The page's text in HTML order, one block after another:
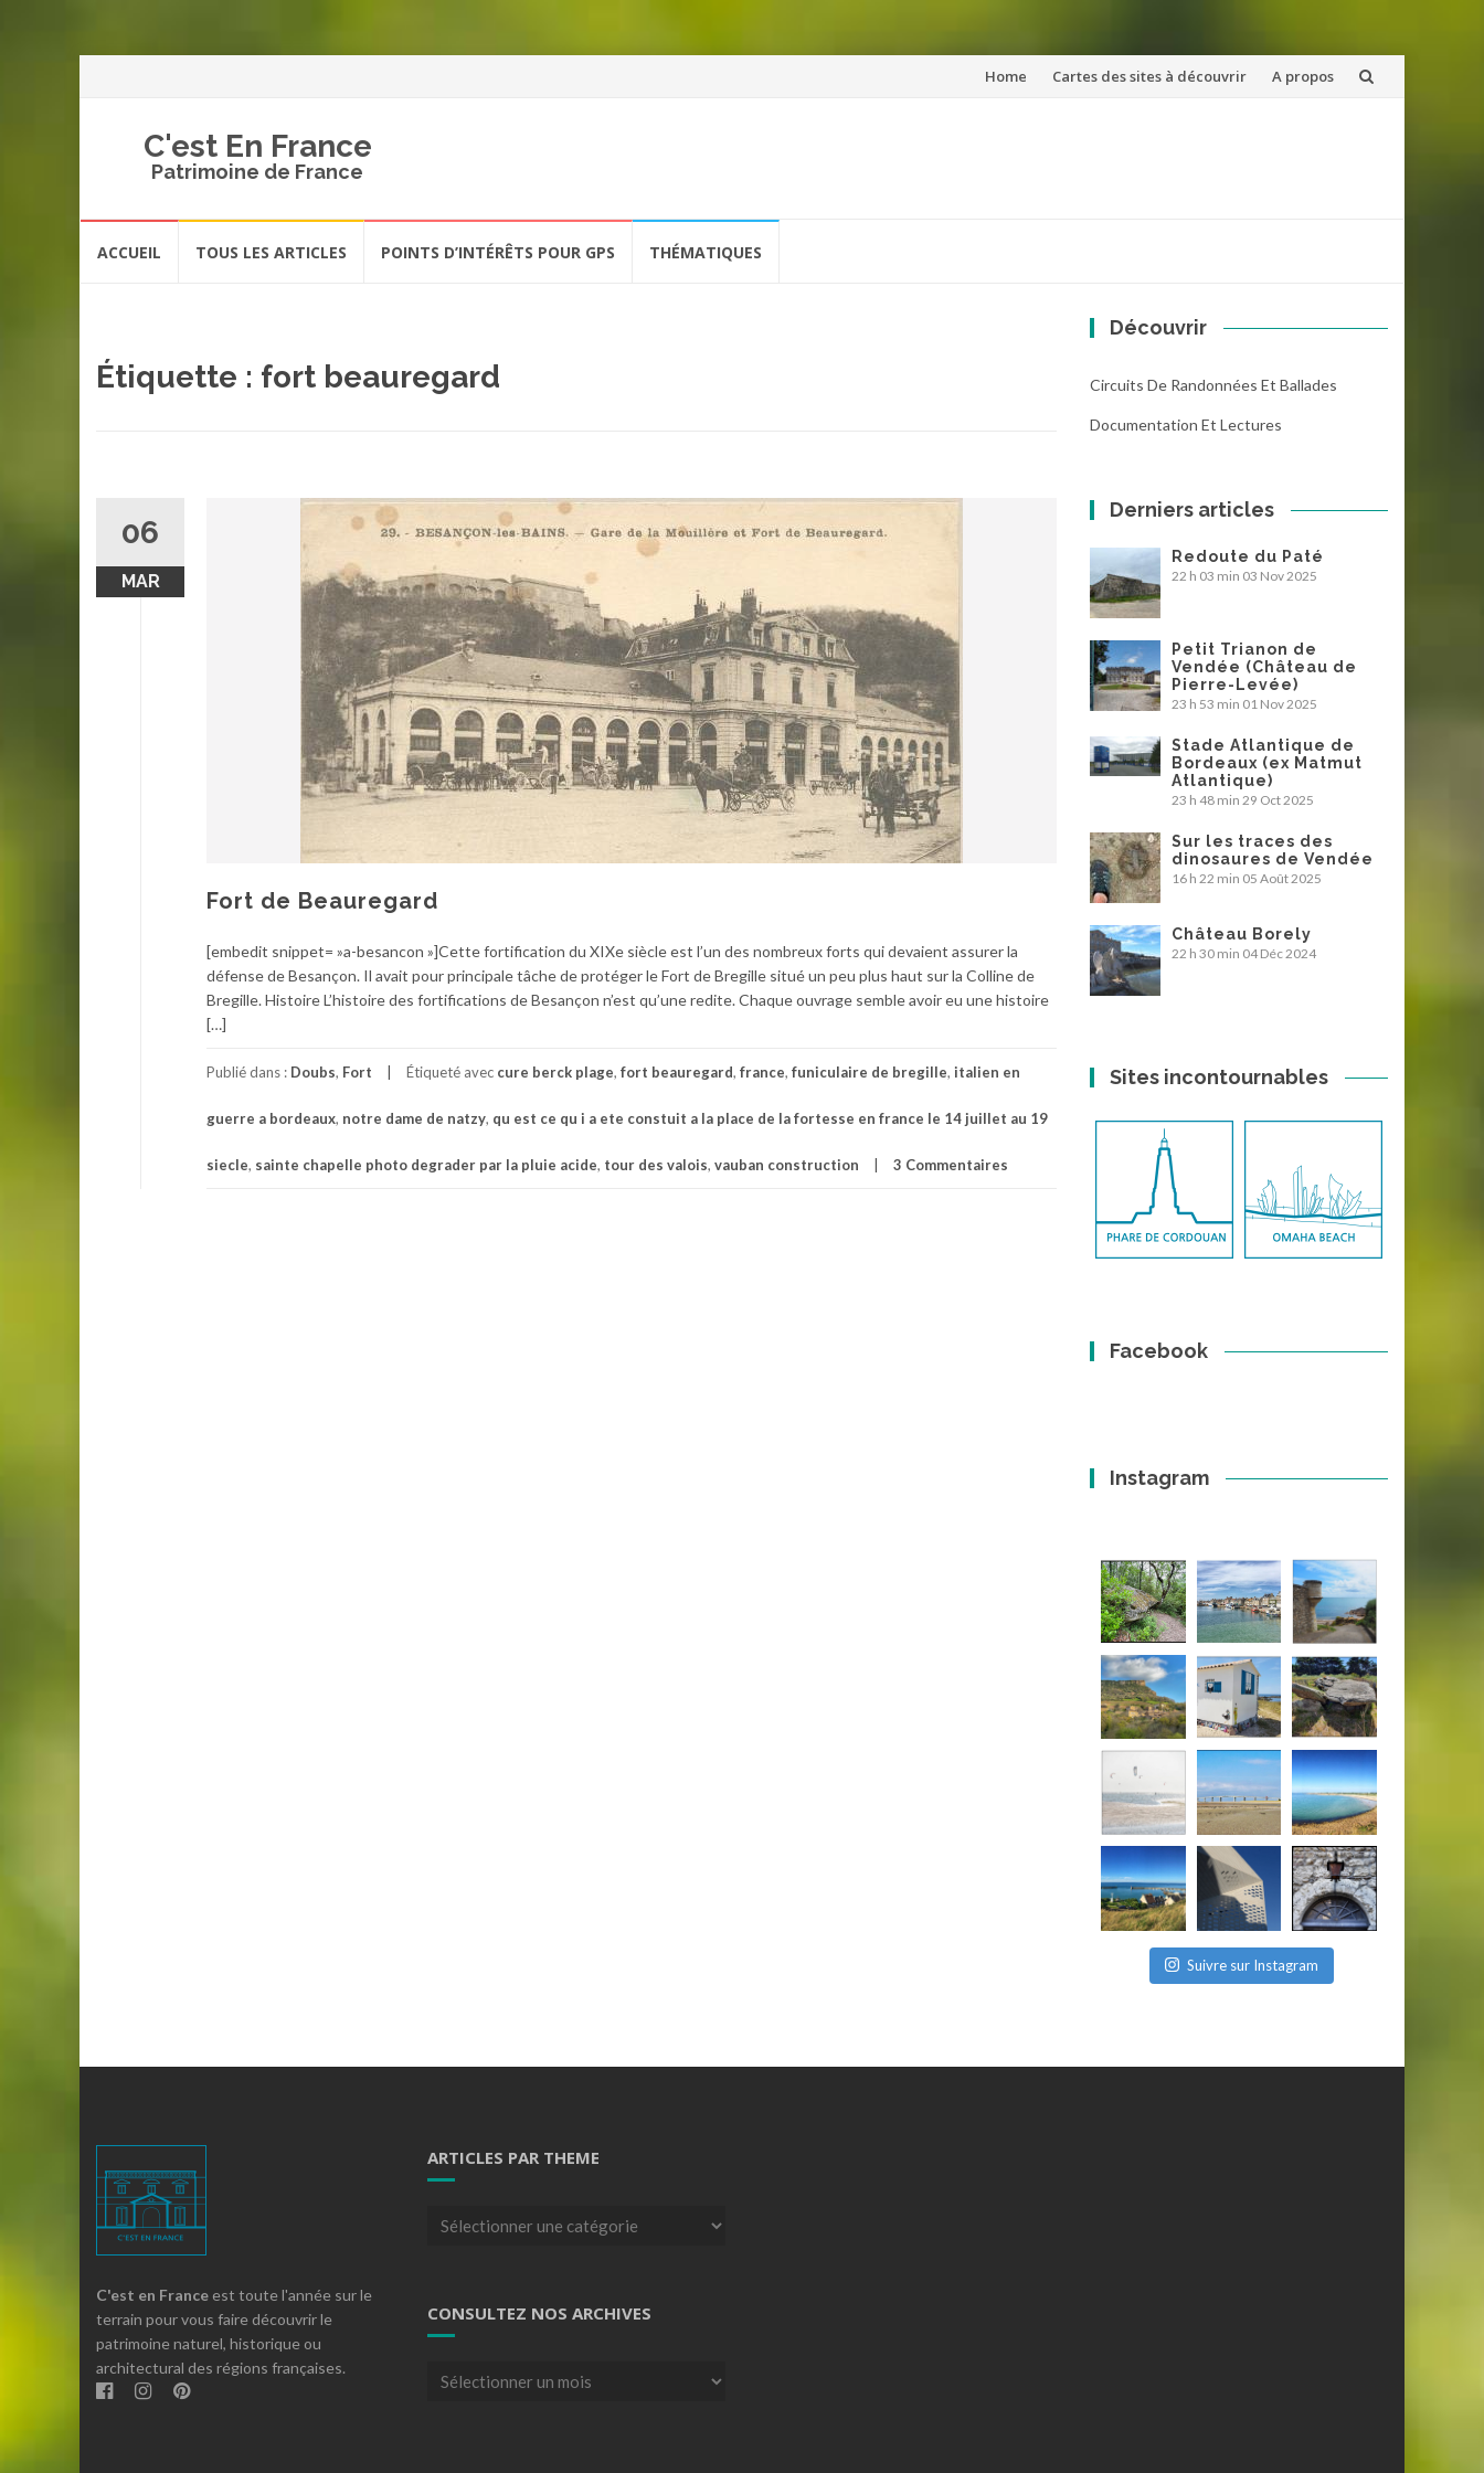
Aller
Home Cartes des sites à découvrir A propos
C'est En France
Patrimoine de France
ACCUEIL TOUS LES ARTICLES POINTS D’INTÉRÊTS POUR GPS THÉMATIQUES
Étiquette : fort beauregard
06
MAR
Fort de Beauregard
[embedit snippet= »a-besancon »]Cette fortification du XIXe siècle est l’un des nombreux forts qui devaient assurer la
défense de Besançon. Il avait pour principale tâche de protéger le Fort de Bregille situé un peu plus haut sur la Colline de
Bregille. Histoire L’histoire des fortifications de Besançon n’est qu’une redite. Chaque ouvrage semble avoir eu une histoire
[…]
Publié dans : Doubs, Fort Étiqueté avec cure berck plage, fort beauregard, france, funiculaire de bregille, italien en
guerre a bordeaux, notre dame de natzy, qu est ce qu i a ete constuit a la place de la fortesse en france le 14 juillet au 19
siecle, sainte chapelle photo degrader par la pluie acide, tour des valois, vauban construction 3 Commentaires
Découvrir
Circuits De Randonnées Et Ballades
Documentation Et Lectures
Derniers articles
Redoute du Paté
22 h 03 min 03 Nov 2025
Petit Trianon de
Vendée (Château de
Pierre-Levée)
23 h 53 min 01 Nov 2025
Stade Atlantique de
Bordeaux (ex Matmut
Atlantique)
23 h 48 min 29 Oct 2025
Sur les traces des
dinosaures de Vendée
16 h 22 min 05 Août 2025
Château Borely
22 h 30 min 04 Déc 2024
Sites incontournables
Facebook
Instagram
Suivre sur Instagram
C'est en France est toute l'année sur le
terrain pour vous faire découvrir le
patrimoine naturel, historique ou
architectural des régions françaises.
ARTICLES PAR THEME
Articles
CONSULTEZ NOS ARCHIVES
Consultez